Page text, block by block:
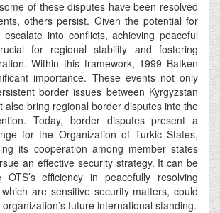
of these disputes have been resolved
others persist. Given the potential for
into conflicts, achieving peaceful
for regional stability and fostering
Within this framework, 1999 Batken
importance. These events not only
border issues between Kyrgyzstan
also bring regional border disputes into the
Today, border disputes present a
for the Organization of Turkic States,
its cooperation among member states
an effective security strategy. It can be
efficiency in peacefully resolving
are sensitive security matters, could
future international standing.